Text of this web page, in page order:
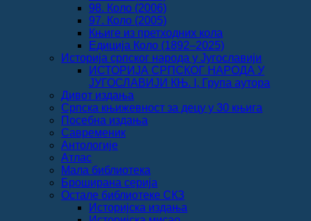
98. Коло (2006)
97. Коло (2005)
Књиге из претходних кола
Едиција Коло (1892‒2025)
Историја српског народа у Југославији
ИСТОРИЈА СРПСКОГ НАРОДА У
ЈУГОСЛАВИЈИ КЊ. I, Група аутора
Дивот издања
Српска књижевност за децу у 30 књига
Посебна издања
Савременик
Антологије
Атлас
Мала библиотека
Броширана серија
Остале библиотеке СКЗ
Историјска издања